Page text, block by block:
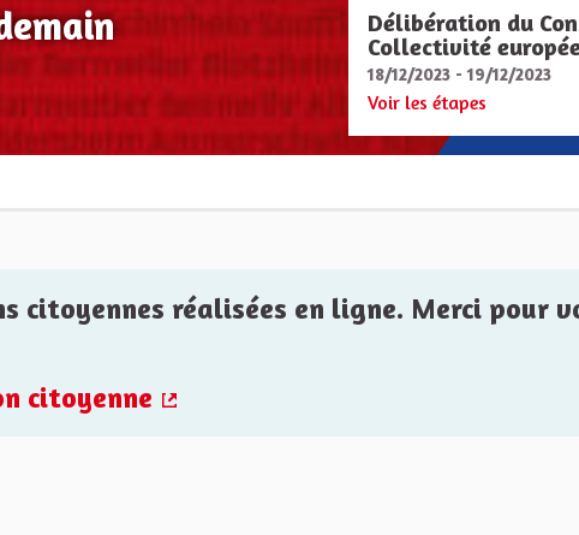
Délibération du
Collectivité
18/12/2023 - 19/12/2023
Voir les étapes
citoyennes réalisées en ligne. Merci pour
citoyenne